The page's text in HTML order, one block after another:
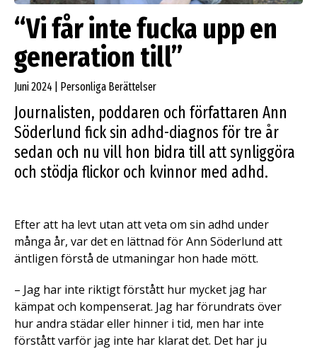
“Vi får inte fucka upp en
generation till”
Juni 2024 | Personliga Berättelser
Journalisten, poddaren och författaren Ann
Söderlund fick sin adhd-diagnos för tre år
sedan och nu vill hon bidra till att synliggöra
och stödja flickor och kvinnor med adhd.
Efter att ha levt utan att veta om sin adhd under
många år, var det en lättnad för Ann Söderlund att
äntligen förstå de utmaningar hon hade mött.
– Jag har inte riktigt förstått hur mycket jag har
kämpat och kompenserat. Jag har förundrats över
hur andra städar eller hinner i tid, men har inte
förstått varför jag inte har klarat det. Det har ju